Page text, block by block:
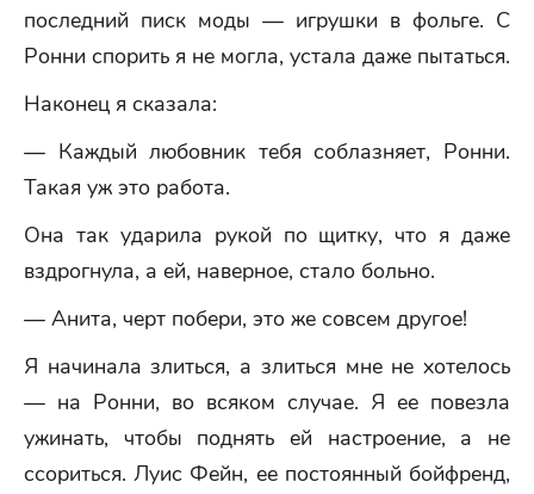
последний писк моды — игрушки в фольге. С
Ронни спорить я не могла, устала даже пытаться.
Наконец я сказала:
— Каждый любовник тебя соблазняет, Ронни.
Такая уж это работа.
Она так ударила рукой по щитку, что я даже
вздрогнула, а ей, наверное, стало больно.
— Анита, черт побери, это же совсем другое!
Я начинала злиться, а злиться мне не хотелось
— на Ронни, во всяком случае. Я ее повезла
ужинать, чтобы поднять ей настроение, а не
ссориться. Луис Фейн, ее постоянный бойфренд,